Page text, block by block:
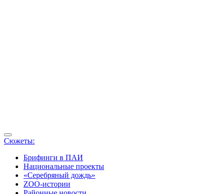
Сюжеты:
Брифинги в ПАИ
Национальные проекты
«Серебряный дождь»
ZOO-истории